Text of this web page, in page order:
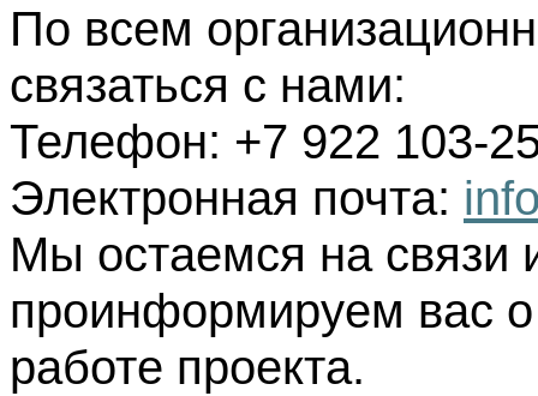
По всем
связаться с нами:
Телефон: +7 922 103-
Электронная почта:
Мы остаемся на связи
проинформируем вас
работе проекта.